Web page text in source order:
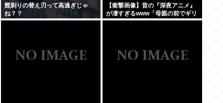
髭剃りの替え刃って高過ぎじゃ
ね？？
【衝撃画像】昔の『深夜アニメ』
が凄すぎるwww「母親の前でギリ
ギリ見れる深夜アニメ」がこち